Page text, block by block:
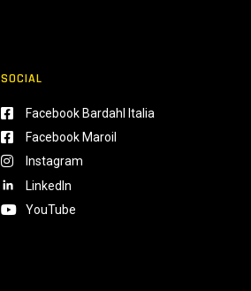
SOCIAL
Facebook Bardahl Italia
Facebook Maroil
Instagram
LinkedIn
YouTube